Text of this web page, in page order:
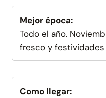
Mejor época:
Todo el año.
fresco y festividades
Como llegar: